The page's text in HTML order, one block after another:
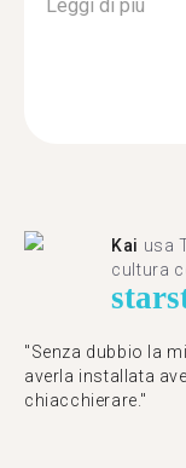
Leggi di più
Kai usa
cultura
star
"Senza dubbio la
averla installata
chiacchierare."